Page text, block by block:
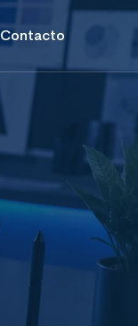
Contacto